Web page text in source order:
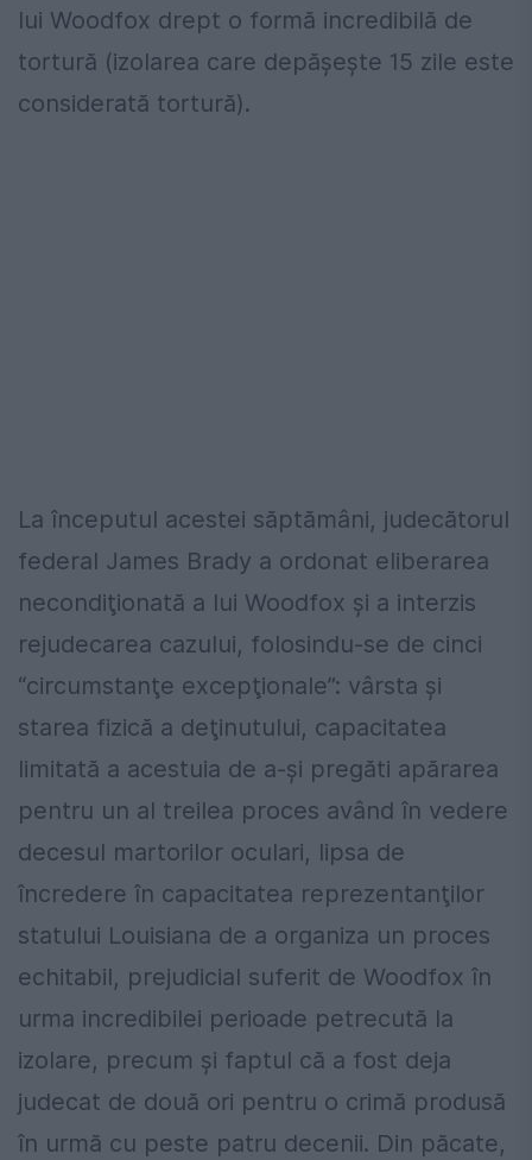
lui Woodfox drept o formă incredibilă de
tortură (izolarea care depăşeşte 15 zile este
considerată tortură).
La începutul acestei săptămâni, judecătorul
federal James Brady a ordonat eliberarea
necondiţionată a lui Woodfox şi a interzis
rejudecarea cazului, folosindu-se de cinci
“circumstanţe excepţionale”: vârsta şi
starea fizică a deţinutului, capacitatea
limitată a acestuia de a-şi pregăti apărarea
pentru un al treilea proces având în vedere
decesul martorilor oculari, lipsa de
încredere în capacitatea reprezentanţilor
statului Louisiana de a organiza un proces
echitabil, prejudicial suferit de Woodfox în
urma incredibilei perioade petrecută la
izolare, precum şi faptul că a fost deja
judecat de două ori pentru o crimă produsă
în urmă cu peste patru decenii. Din păcate,